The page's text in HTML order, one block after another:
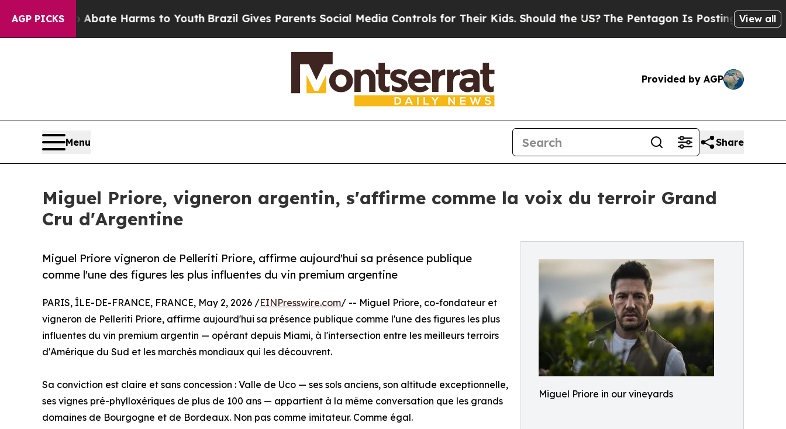
AGP PICKS
to Abate Harms to Youth Brazil Gives Parents Social Media Controls for Their Kids. Should the US?The Pentagon Is Posting Cryptic Biblical
View all
Provided by AGP
Menu Share
Miguel Priore, vigneron argentin, s'affirme comme la voix du terroir Grand
Cru d'Argentine
Miguel Priore in our vineyards
Miguel Priore vigneron de Pelleriti Priore, affirme aujourd'hui sa présence publique
comme l'une des figures les plus influentes du vin premium argentine
PARIS, ÎLE-DE-FRANCE, FRANCE, May 2, 2026 /EINPresswire.com/ -- Miguel Priore, co-fondateur et
vigneron de Pelleriti Priore, affirme aujourd'hui sa présence publique comme l'une des figures les plus
influentes du vin premium argentin — opérant depuis Miami, à l'intersection entre les meilleurs terroirs
d'Amérique du Sud et les marchés mondiaux qui les découvrent.
Sa conviction est claire et sans concession : Valle de Uco — ses sols anciens, son altitude exceptionnelle,
ses vignes pré-phylloxériques de plus de 100 ans — appartient à la même conversation que les grands
domaines de Bourgogne et de Bordeaux. Non pas comme imitateur. Comme égal.